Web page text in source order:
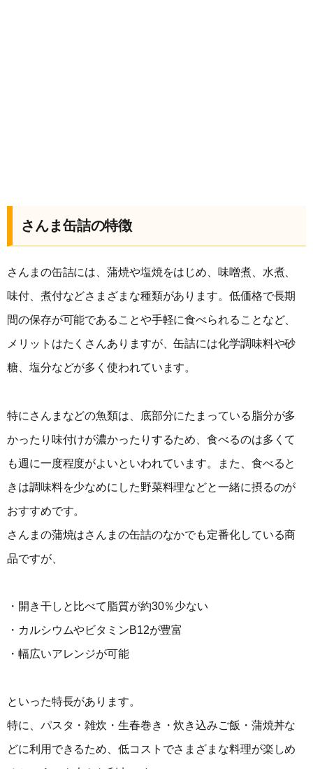
さんま缶詰の特徴
さんまの缶詰には、蒲焼や塩焼をはじめ、味噌煮、水煮、
味付、煮付などさまざまな種類があります。低価格で長期
間の保存が可能であることや手軽に食べられることなど、
メリットはたくさんありますが、缶詰には化学調味料や砂
糖、塩分などが多く使われています。
特にさんまなどの魚類は、底部分にたまっている脂分が多
かったり味付けが濃かったりするため、食べるのは多くて
も週に一度程度がよいといわれています。また、食べると
きは調味料を少なめにした野菜料理などと一緒に摂るのが
おすすめです。
さんまの蒲焼はさんまの缶詰のなかでも定番化している商
品ですが、
・開き干しと比べて脂質が約30％少ない
・カルシウムやビタミンB12が豊富
・幅広いアレンジが可能
といった特長があります。
特に、パスタ・雑炊・生春巻き・炊き込みご飯・蒲焼丼な
どに利用できるため、低コストでさまざまな料理が楽しめ